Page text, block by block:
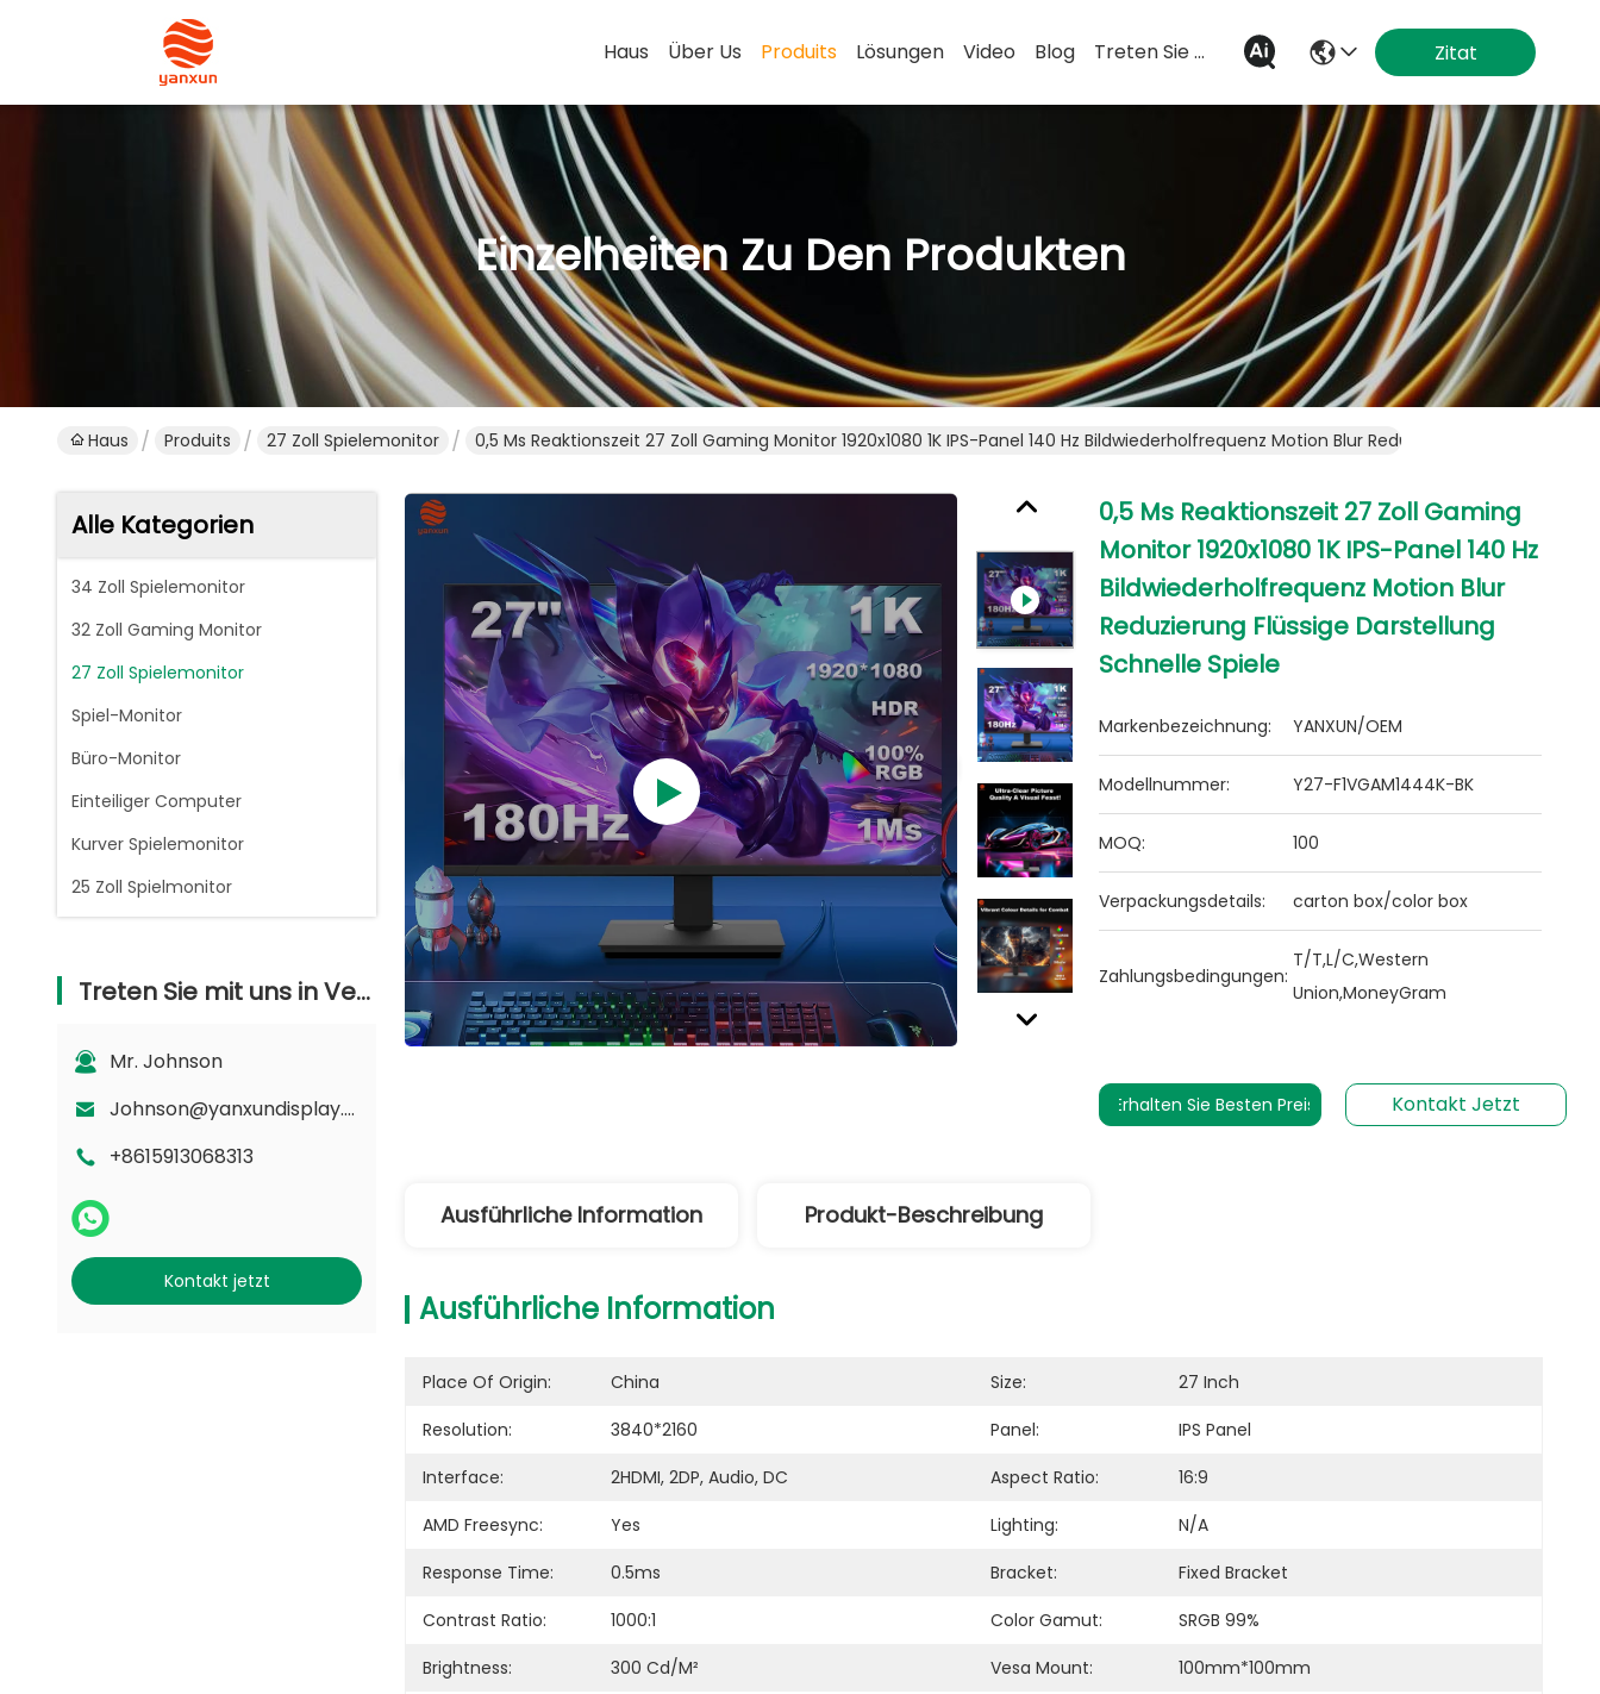
Haus Über Us Produits Lösungen Video Blog Treten Sie Mit Uns In Verbindung Zitat
Einzelheiten Zu Den Produkten
Haus Produits 27 Zoll Spielemonitor 0,5 Ms Reaktionszeit 27 Zoll Gaming Monitor 1920x1080 1K IPS-Panel 140 Hz Bildwiederholfrequenz Motion Blur Reduzierung Flüssige
Alle Kategorien
34 Zoll Spielemonitor
32 Zoll Gaming Monitor
27 Zoll Spielemonitor
Spiel-Monitor
Büro-Monitor
Einteiliger Computer
Kurver Spielemonitor
25 Zoll Spielmonitor
Treten Sie mit uns in Verbindung
Mr. Johnson
Johnson@yanxundisplay.com
+8615913068313
Kontakt jetzt
0,5 Ms Reaktionszeit 27 Zoll Gaming
Monitor 1920x1080 1K IPS-Panel 140 Hz
Bildwiederholfrequenz Motion Blur
Reduzierung Flüssige Darstellung
Schnelle Spiele
Markenbezeichnung: YANXUN/OEM
Modellnummer: Y27-F1VGAM1444K-BK
MOQ: 100
Verpackungsdetails: carton box/color box
Zahlungsbedingungen:
T/T,L/C,Western
Union,MoneyGram
Erhalten Sie Besten Preis Kontakt Jetzt
Ausführliche Information Produkt-Beschreibung
Ausführliche Information
Place Of Origin: China Size:
27 Inch
Resolution:
3840*2160 Panel:
IPS Panel
Interface:
2HDMI, 2DP, Audio, DC Aspect Ratio:
16:9
AMD Freesync:
Yes Lighting:
N/A
Response Time:
0.5ms Bracket:
Fixed Bracket
Contrast Ratio:
1000:1 Color Gamut:
SRGB 99%
Brightness:
300 Cd/m² Vesa Mount:
100mm*100mm